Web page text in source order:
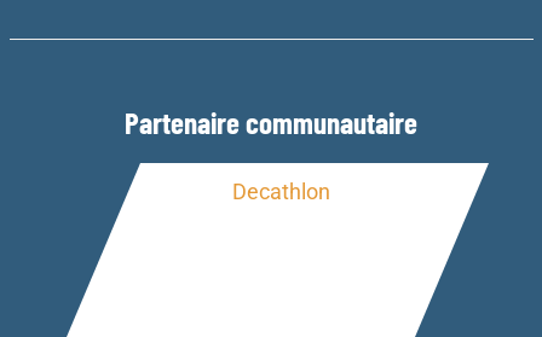
Partenaire communautaire